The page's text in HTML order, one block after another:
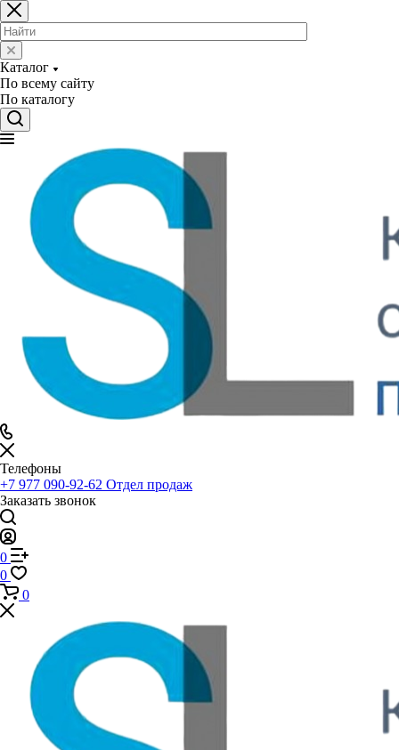
Каталог
По всему сайту
По каталогу
Телефоны
+7 977 090-92-62 Отдел продаж
Заказать звонок
0
0
0